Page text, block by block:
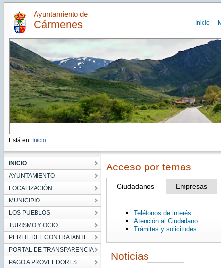
Ayuntamiento de
Cármenes Inicio
Está en: Inicio
INICIO
AYUNTAMIENTO
LOCALIZACIÓN
MUNICIPIO
LOS PUEBLOS
TURISMO Y OCIO
PERFIL DEL CONTRATANTE
PORTAL DE TRANSPARENCIA
PAGO A PROVEEDORES
Acceso por temas
Ciudadanos Empresas
Teléfonos de interés
Atención al Ciudadano
Trámites y solicitudes
Noticias